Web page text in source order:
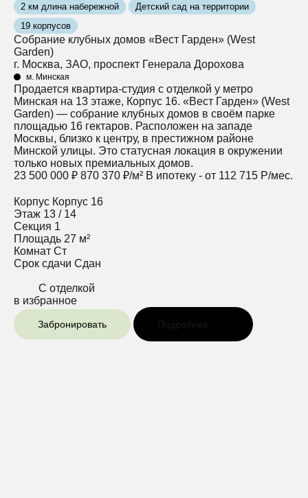
2 км длина набережной
Детский сад на территории
19 корпусов
Собрание клубных домов «Вест Гарден» (West
Garden)
г. Москва, ЗАО, проспект Генерала Дорохова
м. Минская
Продается квартира-студия с отделкой у метро
Минская на 13 этаже, Корпус 16. «Вест Гарден» (West
Garden) — собрание клубных домов в своём парке
площадью 16 гектаров. Расположен на западе
Москвы, близко к центру, в престижном районе
Минской улицы. Это статусная локация в окружении
только новых премиальных домов.
23 500 000 ₽ 870 370 ₽/м² В ипотеку - от 112 715 Р/мес.
Корпус Корпус 16
Этаж 13 / 14
Секция 1
Площадь 27 м²
Комнат Ст
Срок сдачи Сдан
С отделкой
в избранное
Забронировать Подробнее